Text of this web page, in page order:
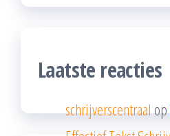
Laatste reacties
schrijverscentraalop